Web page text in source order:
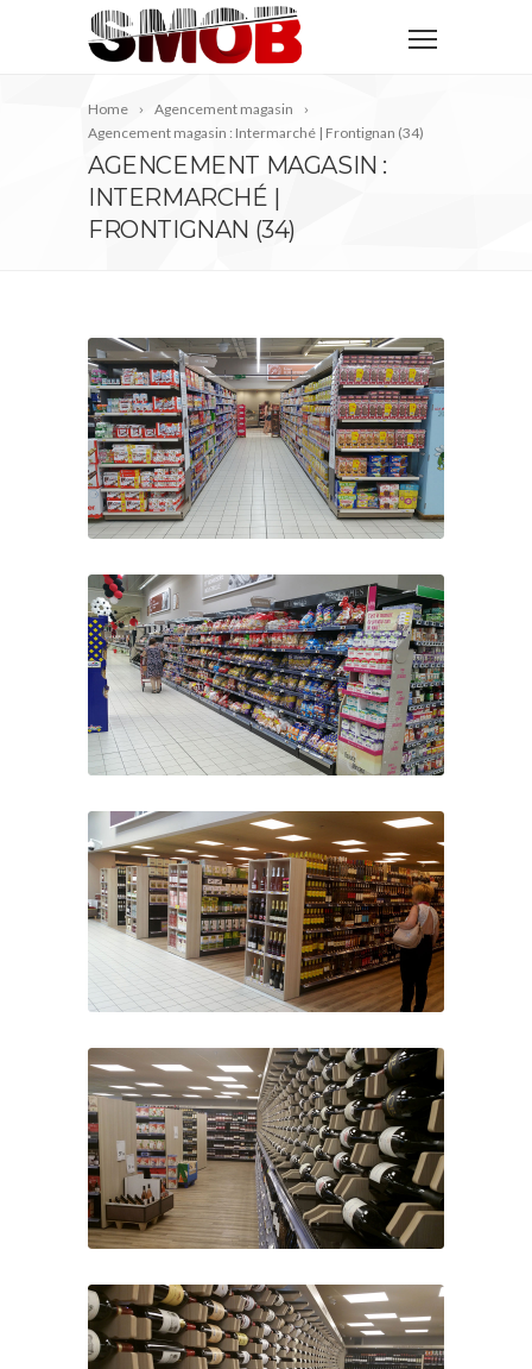
Home
Agencement magasin
Agencement magasin : Intermarché | Frontignan (34)
AGENCEMENT MAGASIN :
INTERMARCHÉ |
FRONTIGNAN (34)